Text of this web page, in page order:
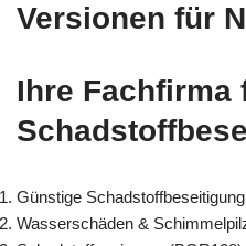
Versionen für
Ihre Fachfirma
Günstige Schadstoffbeseitigung
Wasserschäden &